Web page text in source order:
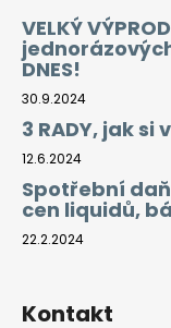
VELKÝ
DNES!
30.9.2024
3 RADY, jak
12.6.2024
Spotřební
cen liquidů,
22.2.2024
Kontakt